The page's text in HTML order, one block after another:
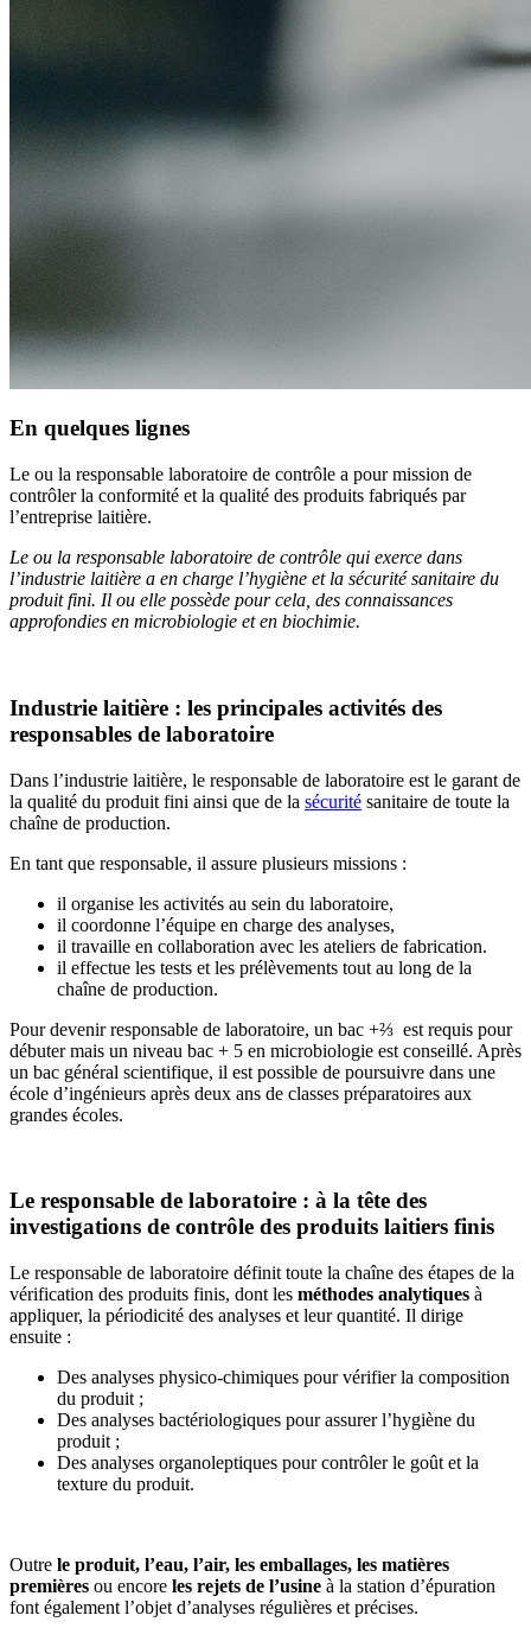
En quelques lignes
Le ou la responsable laboratoire de contrôle a pour mission de
contrôler la conformité et la qualité des produits fabriqués par
l’entreprise laitière.
Le ou la responsable laboratoire de contrôle qui exerce dans
l’industrie laitière a en charge l’hygiène et la sécurité sanitaire du
produit fini. Il ou elle possède pour cela, des connaissances
approfondies en microbiologie et en biochimie.
Industrie laitière : les principales activités des
responsables de laboratoire
Dans l’industrie laitière, le responsable de laboratoire est le garant de
la qualité du produit fini ainsi que de la sécurité sanitaire de toute la
chaîne de production.
En tant que responsable, il assure plusieurs missions :
il organise les activités au sein du laboratoire,
il coordonne l’équipe en charge des analyses,
il travaille en collaboration avec les ateliers de fabrication.
il effectue les tests et les prélèvements tout au long de la
chaîne de production.
Pour devenir responsable de laboratoire, un bac +⅔ est requis pour
débuter mais un niveau bac + 5 en microbiologie est conseillé. Après
un bac général scientifique, il est possible de poursuivre dans une
école d’ingénieurs après deux ans de classes préparatoires aux
grandes écoles.
Le responsable de laboratoire : à la tête des
investigations de contrôle des produits laitiers finis
Le responsable de laboratoire définit toute la chaîne des étapes de la
vérification des produits finis, dont les méthodes analytiques à
appliquer, la périodicité des analyses et leur quantité. Il dirige
ensuite :
Des analyses physico-chimiques pour vérifier la composition
du produit ;
Des analyses bactériologiques pour assurer l’hygiène du
produit ;
Des analyses organoleptiques pour contrôler le goût et la
texture du produit.
Outre le produit, l’eau, l’air, les emballages, les matières
premières ou encore les rejets de l’usine à la station d’épuration
font également l’objet d’analyses régulières et précises.